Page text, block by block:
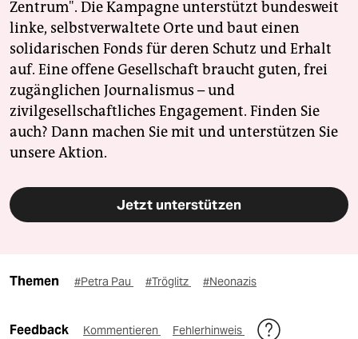
Zentrum". Die Kampagne unterstützt bundesweit
linke, selbstverwaltete Orte und baut einen
solidarischen Fonds für deren Schutz und Erhalt
auf. Eine offene Gesellschaft braucht guten, frei
zugänglichen Journalismus – und
zivilgesellschaftliches Engagement. Finden Sie
auch? Dann machen Sie mit und unterstützen Sie
unsere Aktion.
Jetzt unterstützen
Themen #Petra Pau #Tröglitz #Neonazis
Feedback Kommentieren Fehlerhinweis